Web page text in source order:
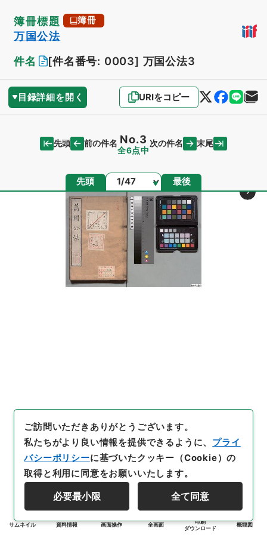
簿冊標題 簿冊
万国公法
件名
[件名番号: 0003] 万国公法3
目録詳細を開く URIをコピー
先頭 前の件名 No.3
全6点中
次の件名 末尾
先頭 ページ 最後
サムネイル 資料情報 画面操作 全画面
印刷
ダウンロード
概観図
ご訪問いただきありがとうございます。
私たちがより良い情報を提供できるように、 プライ
バシーポリシーに基づいたクッキー（Cookie）の
取得と利用に同意をお願いいたします。
必要最小限 全て同意